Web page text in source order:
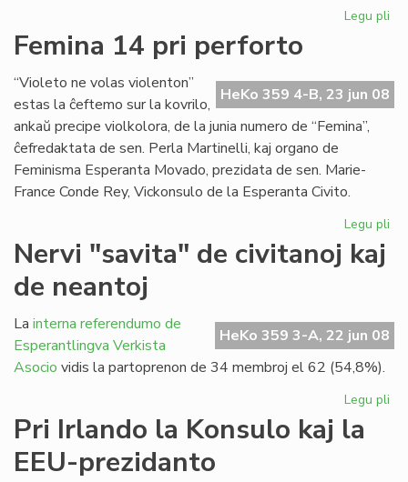
Legu pli
nia
Femina 14 pri perforto
HeKo 359 4-B, 23 jun 08
“Violeto ne volas violenton”
estas la ĉeftemo sur la kovrilo,
ankaŭ precipe violkolora, de la junia numero de “Femina”,
ĉefredaktata de sen. Perla Martinelli, kaj organo de
Feminisma Esperanta Movado, prezidata de sen. Marie-
France Conde Rey, Vickonsulo de la Esperanta Civito.
Legu pli
Nervi "savita" de civitanoj kaj
de neantoj
HeKo 359 3-A, 22 jun 08
La interna referendumo de
Esperantlingva Verkista
Asocio vidis la partoprenon de 34 membroj el 62 (54,8%).
Legu pli
Pri Irlando la Konsulo kaj la
EEU-prezidanto